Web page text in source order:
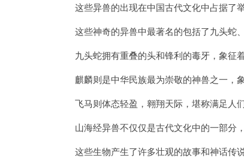
这些异兽的出现在中国古代文化中占据了举
这些神奇的异兽中最著名的包括了九头蛇、
九头蛇拥有重叠的头和锋利的毒牙，象征着
麒麟则是中华民族最为崇敬的神兽之一，象
飞马则体态轻盈，翱翔天际，堪称满足人们
山海经异兽不仅仅是古代文化中的一部分，
这些生物产生了许多壮观的故事和神话传